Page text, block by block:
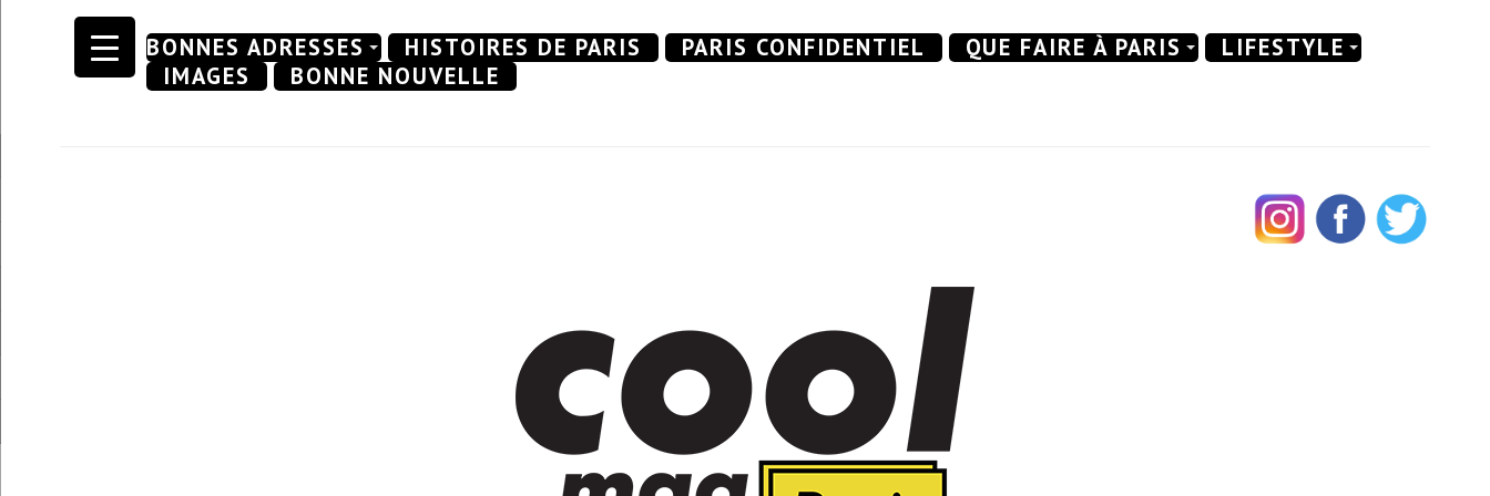
Skip
BONNES ADRESSES HISTOIRES DE PARIS PARIS CONFIDENTIEL QUE FAIRE À PARIS
LIFESTYLE
IMAGES
BONNE NOUVELLE